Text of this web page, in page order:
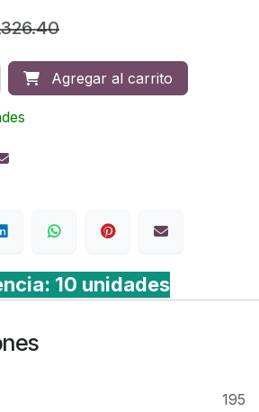
Agregar al carrito
10 unidades
195